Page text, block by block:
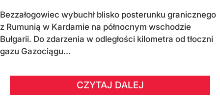
Bezzałogowiec wybuchł blisko posterunku granicznego
z Rumunią w Kardamie na północnym wschodzie
Bułgarii. Do zdarzenia w odległości kilometra od tłoczni
gazu Gazociągu...
CZYTAJ DALEJ